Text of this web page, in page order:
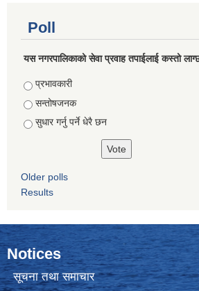
Poll
यस नगरपालिकाको सेवा प्रवाह तपाईलाई कस्तो
Choices
प्रभावकारी
सन्तोषजनक
सुधार गर्नु पर्ने धेरै छन
Older polls
Results
Notices
सूचना तथा समाचार